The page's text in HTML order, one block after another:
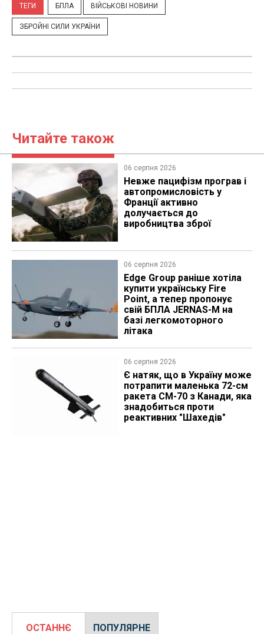
ТЕГИ БПЛА ВІЙСЬКОВІ НОВИНИ
ЗБРОЙНІ СИЛИ УКРАЇНИ
Читайте також
06 серпня 2026
Невже пацифізм програв і
автопромисловість у
Франції активно
долучається до
виробництва зброї
06 серпня 2026
Edge Group раніше хотіла
купити українську Fire
Point, а тепер пропонує
свій БПЛА JERNAS-M на
базі легкомоторного
літака
06 серпня 2026
Є натяк, що в Україну може
потрапити маленька 72-см
ракета CM-70 з Канади, яка
знадобиться проти
реактивних "Шахедів"
ОСТАННЄ ПОПУЛЯРНЕ